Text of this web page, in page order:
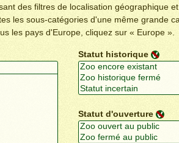
des filtres de localisation géographique
les sous-catégories d'une même grande
les pays d'Europe, cliquez sur « Europe ».
Statut historique
Statut d'ouverture